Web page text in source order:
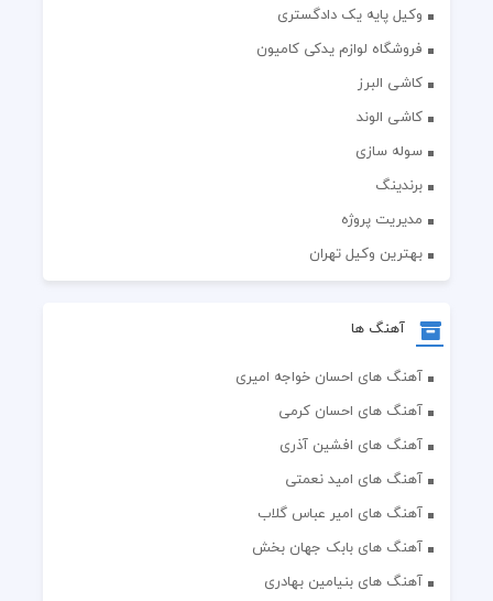
وکیل پایه یک دادگستری
فروشگاه لوازم یدکی کامیون
کاشی البرز
کاشی الوند
سوله سازی
برندینگ
مدیریت پروژه
بهترین وکیل تهران
آهنگ ها
آهنگ های احسان خواجه امیری
آهنگ های احسان کرمی
آهنگ های افشین آذری
آهنگ های امید نعمتی
آهنگ های امیر عباس گلاب
آهنگ های بابک جهان بخش
آهنگ های بنیامین بهادری